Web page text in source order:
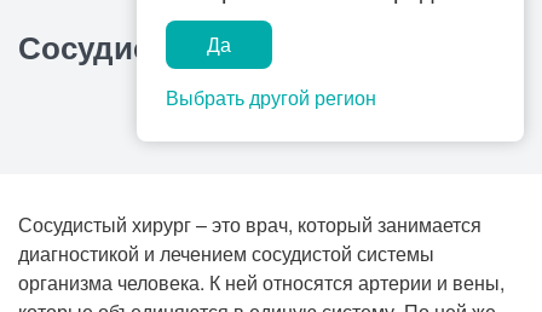
Да
Выбрать другой регион
Лаборатории
Центр помощи
на дому
Популярные запросы
Прием гинеколога
Прием гастроэнтеролога
Прием офтальмолога
Сосудистый хирург
Сосудистый хирург – это врач, который занимается
диагностикой и лечением сосудистой системы
организма человека. К ней относятся артерии и вены,